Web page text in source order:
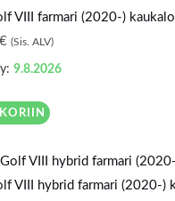
VIII farmari (2020-)
€ (Sis. ALV)
9.8.2026
VIII hybrid farmari (2020-)